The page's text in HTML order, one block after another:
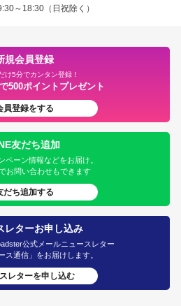
～18:30（日祝除く）
規会員登録
け5分でカンタン登録！
500ポイントプレゼント
員登録をする
友だち追加
ペーン情報などをお届け。
お問い合わせもできます
だち追加する
レターお申し込み
公式メールニュースレター
ス通信」をお届けします。
レターを申し込む